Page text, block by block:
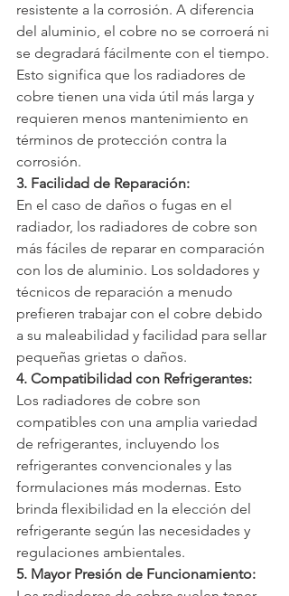
resistente a la corrosión. A diferencia
del aluminio, el cobre no se corroerá ni
se degradará fácilmente con el tiempo.
Esto significa que los radiadores de
cobre tienen una vida útil más larga y
requieren menos mantenimiento en
términos de protección contra la
corrosión.
3. Facilidad de Reparación:
En el caso de daños o fugas en el
radiador, los radiadores de cobre son
más fáciles de reparar en comparación
con los de aluminio. Los soldadores y
técnicos de reparación a menudo
prefieren trabajar con el cobre debido
a su maleabilidad y facilidad para sellar
pequeñas grietas o daños.
4. Compatibilidad con Refrigerantes:
Los radiadores de cobre son
compatibles con una amplia variedad
de refrigerantes, incluyendo los
refrigerantes convencionales y las
formulaciones más modernas. Esto
brinda flexibilidad en la elección del
refrigerante según las necesidades y
regulaciones ambientales.
5. Mayor Presión de Funcionamiento: